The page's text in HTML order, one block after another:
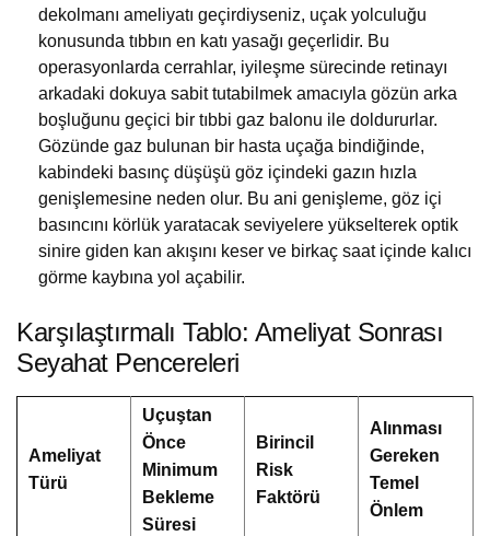
dekolmanı ameliyatı geçirdiyseniz, uçak yolculuğu
konusunda tıbbın en katı yasağı geçerlidir. Bu
operasyonlarda cerrahlar, iyileşme sürecinde retinayı
arkadaki dokuya sabit tutabilmek amacıyla gözün arka
boşluğunu geçici bir tıbbi gaz balonu ile doldururlar.
Gözünde gaz bulunan bir hasta uçağa bindiğinde,
kabindeki basınç düşüşü göz içindeki gazın hızla
genişlemesine neden olur. Bu ani genişleme, göz içi
basıncını körlük yaratacak seviyelere yükselterek optik
sinire giden kan akışını keser ve birkaç saat içinde kalıcı
görme kaybına yol açabilir.
Karşılaştırmalı Tablo: Ameliyat Sonrası
Seyahat Pencereleri
Ameliyat
Türü
Uçuştan
Önce
Minimum
Bekleme
Süresi
Birincil
Risk
Faktörü
Alınması
Gereken
Temel
Önlem